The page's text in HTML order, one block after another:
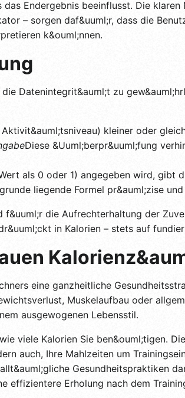
Endergebnis beeinflusst. Die klaren
– sorgen daf&uuml;r, dass die
k&ouml;nnen.
Datenintegrit&auml;t zu
kleiner oder
Diese &Uuml;berpr&uuml;fung
als 0 oder 1) angegeben wird, gibt
liegende Formel pr&auml;zise
die Aufrechterhaltung der
in Kalorien – stets auf
eine ganzheitliche
Muskelaufbau oder
ausgewogenen Lebensstil.
viele Kalorien Sie ben&ouml;tigen.
auch, Ihre Mahlzeiten um
Gesundheitspraktiken
effizientere Erholung nach dem